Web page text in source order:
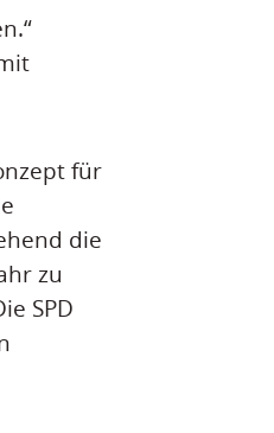
für
die
zu
SPD